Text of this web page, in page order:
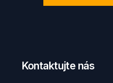
Kontaktujte nás